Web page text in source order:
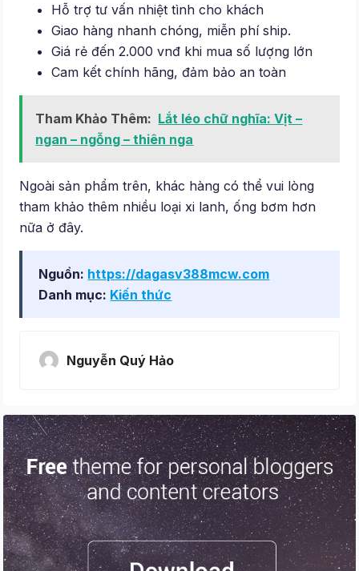
Hỗ trợ tư vấn nhiệt tình cho khách
Giao hàng nhanh chóng, miễn phí ship.
Giá rẻ đến 2.000 vnđ khi mua số lượng lớn
Cam kết chính hãng, đảm bảo an toàn
Tham Khảo Thêm: Lắt léo chữ nghĩa: Vịt –
ngan – ngỗng – thiên nga
Ngoài sản phẩm trên, khác hàng có thể vui lòng
tham khảo thêm nhiều loại xi lanh, ống bơm hơn
nữa ở đây.
Nguồn: https://dagasv388mcw.com
Danh mục: Kiến thức
Nguyễn Quý Hảo